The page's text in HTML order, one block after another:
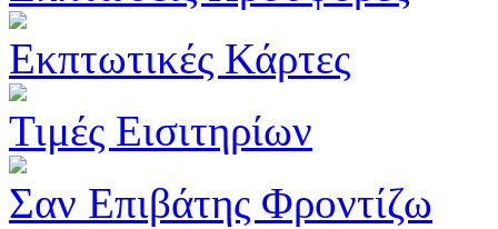
Εκπτωτικές Κάρτες
Τιμές Εισιτηρίων
Σαν Επιβάτης Φροντίζω